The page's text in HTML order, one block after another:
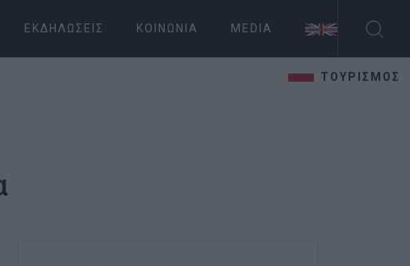
ΕΚΔΗΛΏΣΕΙΣ ΚΟΙΝΩΝΊΑ MEDIA
ΤΟΥΡΙΣΜΟΣ